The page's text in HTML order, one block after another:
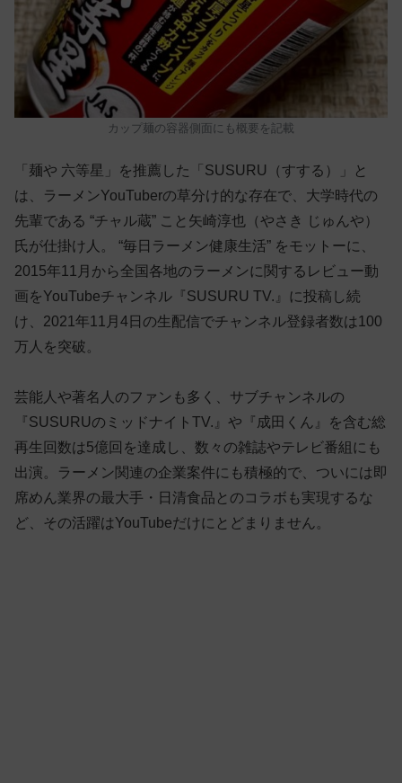
カップ麺の容器側面にも概要を記載
「麺や 六等星」を推薦した「SUSURU（すする）」と
は、ラーメンYouTuberの草分け的な存在で、大学時代の
先輩である “チャル蔵” こと矢崎淳也（やさき じゅんや）
氏が仕掛け人。 “毎日ラーメン健康生活” をモットーに、
2015年11月から全国各地のラーメンに関するレビュー動
画をYouTubeチャンネル『SUSURU TV.』に投稿し続
け、2021年11月4日の生配信でチャンネル登録者数は100
万人を突破。
芸能人や著名人のファンも多く、サブチャンネルの
『SUSURUのミッドナイトTV.』や『成田くん』を含む総
再生回数は5億回を達成し、数々の雑誌やテレビ番組にも
出演。ラーメン関連の企業案件にも積極的で、ついには即
席めん業界の最大手・日清食品とのコラボも実現するな
ど、その活躍はYouTubeだけにとどまりません。